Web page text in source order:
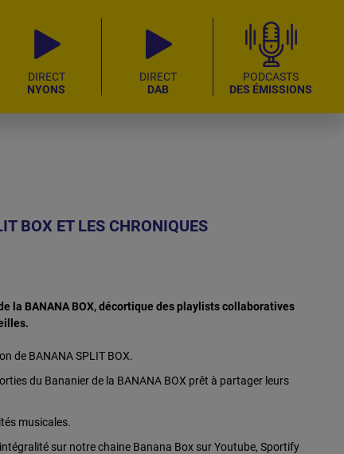
DIRECT
NYONS
DIRECT
DAB
PODCASTS
DES ÉMISSIONS
BOX ET LES CHRONIQUES
la BANANA BOX, décortique des playlists collaboratives
de BANANA SPLIT BOX.
du Bananier de la BANANA BOX prêt à partager leurs
musicales.
sur notre chaine Banana Box sur Youtube, Sportify